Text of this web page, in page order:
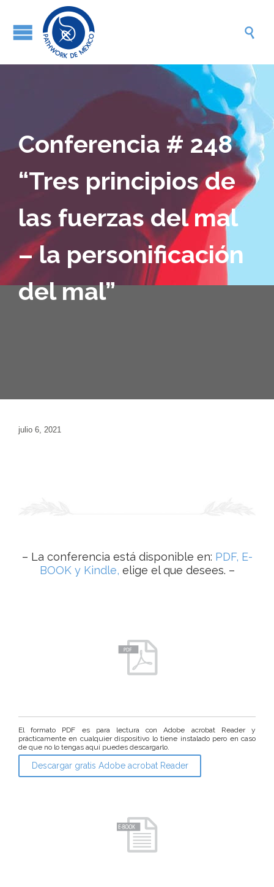

Conferencia # 248
“Tres principios de
las fuerzas del mal
– la personificación
del mal”
julio 6, 2021
– La conferencia está disponible en: PDF, E-
BOOK y Kindle, elige el que desees. –
El formato PDF es para lectura con Adobe acrobat Reader y
prácticamente en cualquier dispositivo lo tiene instalado pero en caso
de que no lo tengas aquí puedes descargarlo.
Descargar gratis Adobe acrobat Reader